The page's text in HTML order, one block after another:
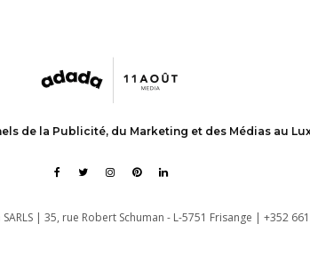
de la Publicité, du Marketing et des Médias au
| 35, rue Robert Schuman - L-5751 Frisange | +352